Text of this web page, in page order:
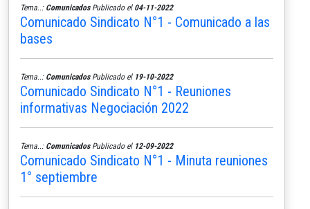
Tema..: ComunicadosPublicado el 04-11-2022
Comunicado Sindicato N°1 - Comunicado a las
bases
Tema..: ComunicadosPublicado el 19-10-2022
Comunicado Sindicato N°1 - Reuniones
informativas Negociación 2022
Tema..: ComunicadosPublicado el 12-09-2022
Comunicado Sindicato N°1 - Minuta reuniones
1° septiembre